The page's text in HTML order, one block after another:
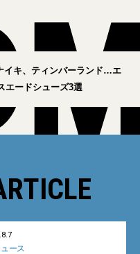
イキ、ティンバーランド…エ
エードシューズ3選
ース